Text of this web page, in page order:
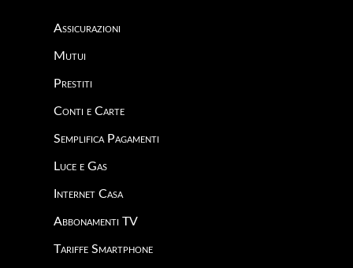
Assicurazioni
Mutui
Prestiti
Conti e Carte
Semplifica Pagamenti
Luce e Gas
Internet Casa
Abbonamenti TV
Tariffe Smartphone